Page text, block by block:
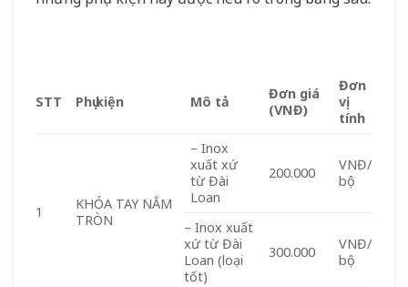
STT Phụ kiện Mô tả
Đơn giá
(VNĐ)
Đơn
vị
tính
1
KHÓA TAY NẮM
TRÒN
– Inox
xuất xứ
từ Đài
Loan
200.000
VNĐ/
bộ
– Inox xuất
xứ từ Đài
Loan (loại
tốt)
300.000
VNĐ/
bộ